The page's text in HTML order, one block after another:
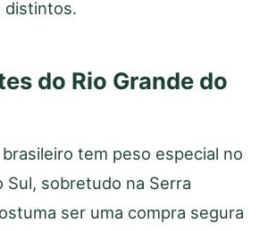
distintos.
do Rio Grande do
tem peso especial no
Sul, sobretudo na Serra
ser uma compra segura